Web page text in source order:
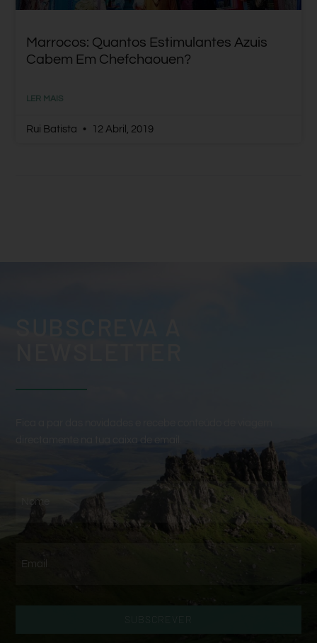
Marrocos: Quantos Estimulantes Azuis
Cabem Em Chefchaouen?
LER MAIS
Rui Batista 12 Abril, 2019
directamente na tua caixa de email.
SUBSCREVER